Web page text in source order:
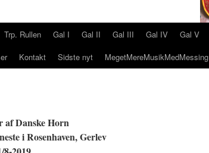
Trp. Rullen Gal I Gal II Gal III Gal IV Gal V
Kontakt Sidste nyt MegetMereMusikMedMessing
af Danske Horn
i Rosenhaven, Gerlev